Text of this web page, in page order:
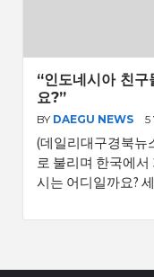
“인도네시아 친
요?”
BY DAEGU NEWS 5
(데일리대구경북뉴
로 불리며 한국에
시는 어디일까요?